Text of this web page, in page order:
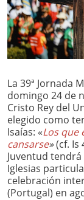
La 39ª Jornada
domingo 24 de
Cristo Rey del
elegido como
Isaías: «Los que
cansarse»(cf. Is
Juventud
Iglesias
celebración
(Portugal) en